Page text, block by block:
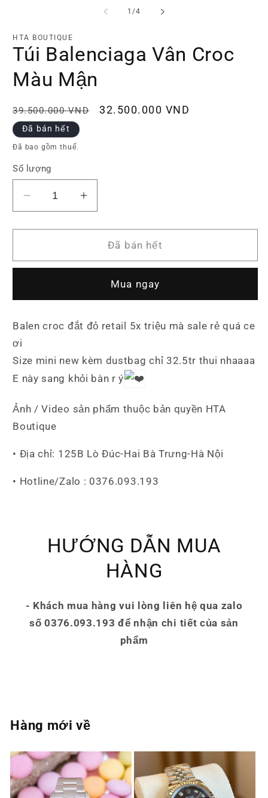
hộp
tương
1/trong
4
HTA BOUTIQUE
Túi Balenciaga Vân Croc
Màu Mận
Giá
thông
thường
39.500.000 VND
Giá
32.500.000 VND
Đã bán hết
Đã bao gồm thuế.
Số lượng
Giảm
số
lượng
Túi
Croc
Mận
Tăng
số
lượng
Túi
Croc
Mận
Đã bán hết
Mua ngay
Balen croc đắt đỏ retail 5x triệu mà sale rẻ quá ce
ơi
Size mini new kèm dustbag chỉ 32.5tr thui nhaaaa
E này sang khỏi bàn r ý
Ảnh / Video sản phẩm thuộc bản quyền HTA
Boutique
• Địa chỉ: 125B Lò Đúc-Hai Bà Trưng-Hà Nội
• Hotline/Zalo : 0376.093.193
HƯỚNG DẪN MUA
HÀNG
- Khách mua hàng vui lòng liên hệ qua zalo
số 0376.093.193 để nhận chi tiết của sản
phẩm
Hàng mới về